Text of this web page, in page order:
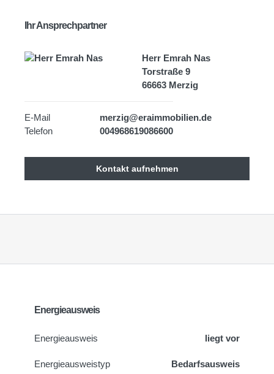
Ihr Ansprechpartner
Herr Emrah Nas
Torstraße 9
66663 Merzig
E-Mail
merzig@eraimmobilien.de
Telefon
004968619086600
Kontakt aufnehmen
Energieausweis
Energieausweis liegt vor
Energie­ausweistyp Bedarfsausweis